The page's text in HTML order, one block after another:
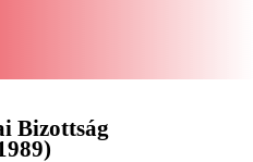
Bizottság